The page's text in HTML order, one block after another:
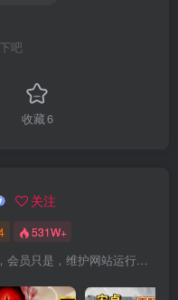
吧
收藏6
关注
531W+
B站up，免费分享资源，会员只是，维护网站运行，会员权利为可以支持本地下载，更多内容，敬请期待！